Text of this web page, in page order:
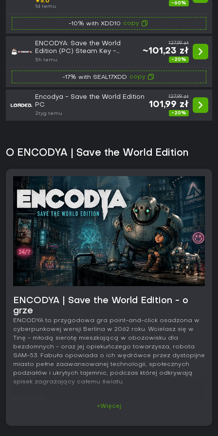
5.0
1d temu
-60%
-10% with XDD10 copy
ENCODYA: Save the World
Edition (PC) Steam Key -
GLOBAL
5h temu
127,99 zł
~101,23 zł
-20%
-17% with SEAL17XDD copy
Encodya - Save the World Edition
PC
2tyg temu
127,99 zł
101,99 zł
-20%
O ENCODYA | Save the World Edition
ENCODYA | Save the World Edition - o
grze
ENCODYA to przygodowa gra point-and-click osadzona w
cyberpunkowej wersji Berlina w 2062 roku. Wcielasz się w
Tinę - młodą sierotę mieszkającą w obozowisku dla
bezdomnych - oraz jej opiekuńczego towarzysza, robota
SAM-53. Fabuła opowiada o ich wędrówce przez dystopijne
miasto pełne zaawansowanej technologii, społecznych
podziałów i ukrytych tajemnic, podczas której odkrywają
spisek zagrażający całemu światu.
W ENCODYA eksplorujesz lokacje w perspektywie 2.5D,
+Więcej